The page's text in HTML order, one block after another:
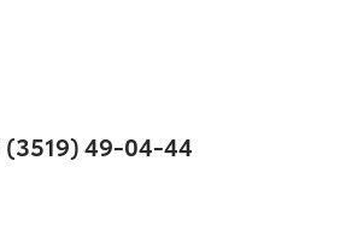
(3519) 49-04-44